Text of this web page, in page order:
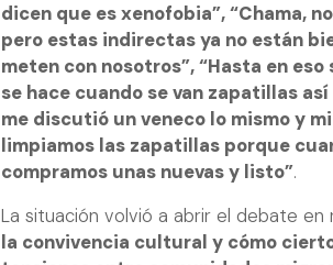
dicen que es xenofobia”, “Chama,
pero estas indirectas ya no están
meten con nosotros”, “Hasta en
se hace cuando se van zapatillas
me discutió un veneco lo mismo y
limpiamos las zapatillas porque
compramos unas nuevas y listo”.
La situación volvió a abrir el debate
la convivencia cultural y cómo